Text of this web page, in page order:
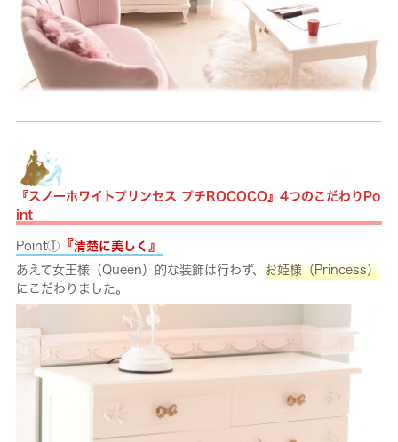
『スノーホワイトプリンセス プチROCOCO』4つのこだわりPo
int
Point①『清楚に美しく 』
あえて女王様（Queen）的な装飾は行わず、 お姫様（Princess）
にこだわりました。